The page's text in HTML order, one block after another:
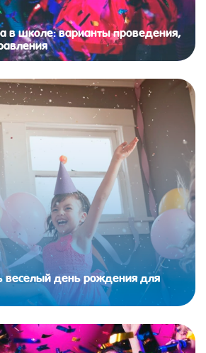
в школе: варианты проведения,
веселый день рождения для